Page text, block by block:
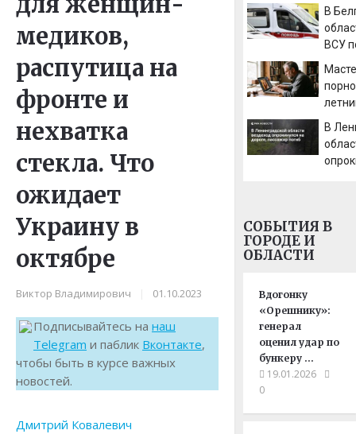
медиков,
распутица на
фронте и
нехватка
стекла. Что
ожидает
Украину в
октябре
Виктор Владимирович 01.10.2023
Подписывайтесь на наш
Telegram и паблик Вконтакте,
чтобы быть в курсе важных
новостей.
Дмитрий Ковалевич
сегод
В
ВСУ
суд
В
СОБЫТИЯ В
ГОРОДЕ И
ОБЛАСТИ
Вдогонку
«Орешнику»:
генерал
оценил удар по
бункеру …
19.01.2026
0